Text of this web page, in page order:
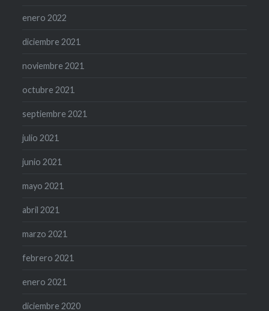
enero 2022
diciembre 2021
noviembre 2021
octubre 2021
septiembre 2021
julio 2021
junio 2021
mayo 2021
abril 2021
marzo 2021
febrero 2021
enero 2021
diciembre 2020